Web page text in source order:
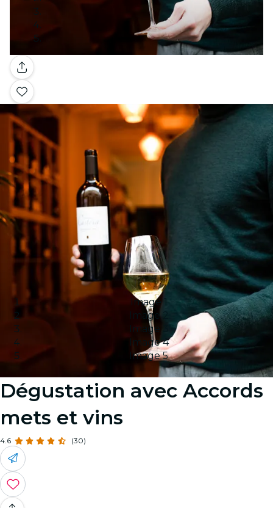
Galerie
Image 1
Image 2
Image 3
Image 4
Image 5
Dégustation avec Accords
mets et vins
4.6 (30)